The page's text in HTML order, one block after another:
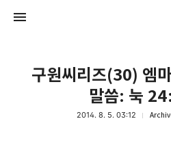
구원씨리즈(30) 엠
말씀: 눅
2014. 8. 5. 03:12